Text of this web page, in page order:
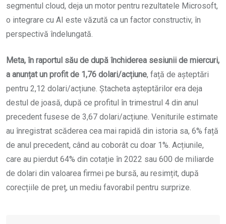
segmentul cloud, deja un motor pentru rezultatele Microsoft,
o integrare cu AI este văzută ca un factor constructiv, în
perspectivă îndelungată.
Meta, în raportul său de după închiderea sesiunii de miercuri,
a anunțat un profit de 1,76 dolari/acțiune, față de așteptări
pentru 2,12 dolari/acțiune. Ștacheta așteptărilor era deja
destul de joasă, după ce profitul în trimestrul 4 din anul
precedent fusese de 3,67 dolari/acțiune. Veniturile estimate
au înregistrat scăderea cea mai rapidă din istoria sa, 6% față
de anul precedent, când au coborât cu doar 1%. Acțiunile,
care au pierdut 64% din cotație în 2022 sau 600 de miliarde
de dolari din valoarea firmei pe bursă, au resimțit, după
corecțiile de preț, un mediu favorabil pentru surprize.